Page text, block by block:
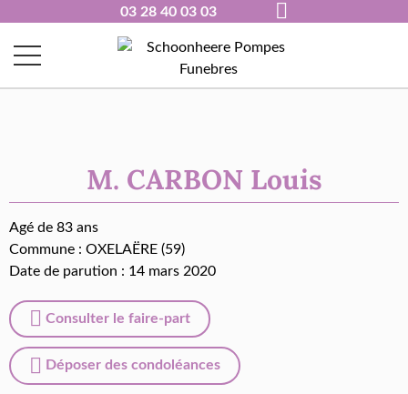
03 28 40 03 03
M. CARBON Louis
Agé de 83 ans
Commune : OXELAËRE (59)
Date de parution : 14 mars 2020
Consulter le faire-part
Déposer des condoléances